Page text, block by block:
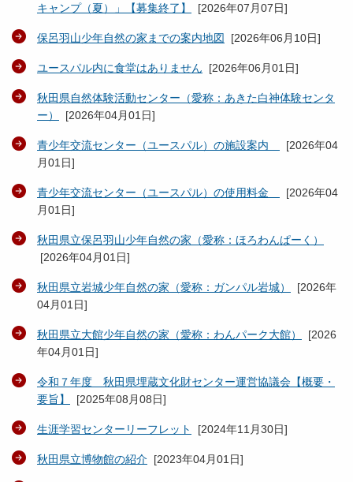
キャンプ（夏）」【募集終了】
[2026年07月07日]
保呂羽山少年自然の家までの案内地図 [2026年06月10日]
ユースパル内に食堂はありません [2026年06月01日]
秋田県自然体験活動センター（愛称：あきた白神体験センタ
ー）
[2026年04月01日]
青少年交流センター（ユースパル）の施設案内 [2026年04
月01日]
青少年交流センター（ユースパル）の使用料金 [2026年04
月01日]
秋田県立保呂羽山少年自然の家（愛称：ほろわんぱーく）
[2026年04月01日]
秋田県立岩城少年自然の家（愛称：ガンパル岩城） [2026年
04月01日]
秋田県立大館少年自然の家（愛称：わんパーク大館） [2026
年04月01日]
令和７年度 秋田県埋蔵文化財センター運営協議会【概要・
要旨】
[2025年08月08日]
生涯学習センターリーフレット [2024年11月30日]
秋田県立博物館の紹介 [2023年04月01日]